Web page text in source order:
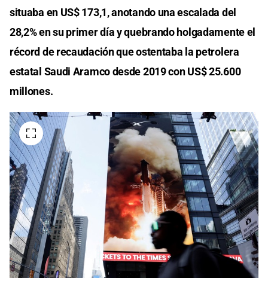
situaba en US$ 173,1, anotando una escalada del
28,2% en su primer día y quebrando holgadamente el
récord de recaudación que ostentaba la petrolera
estatal Saudi Aramco desde 2019 con US$ 25.600
millones.